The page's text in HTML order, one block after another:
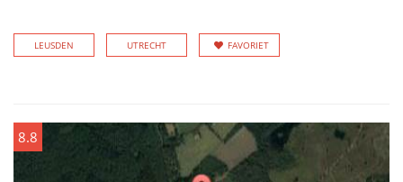
LEUSDEN UTRECHT FAVORIET
8.8